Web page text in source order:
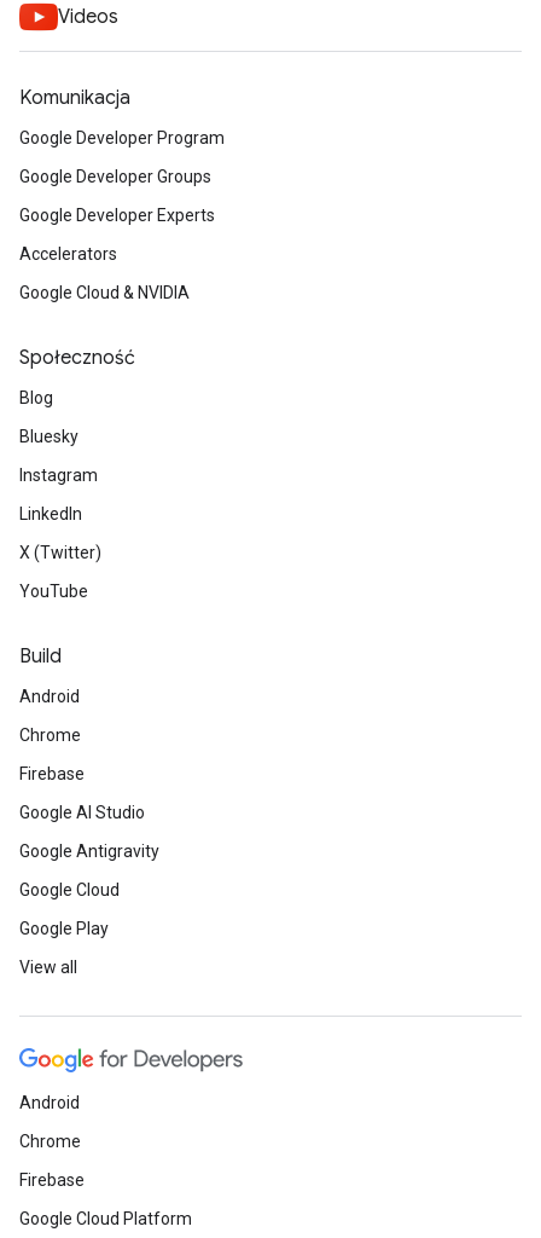
Videos
Komunikacja
Google Developer Program
Google Developer Groups
Google Developer Experts
Accelerators
Google Cloud & NVIDIA
Społeczność
Blog
Bluesky
Instagram
LinkedIn
X (Twitter)
YouTube
Build
Android
Chrome
Firebase
Google AI Studio
Google Antigravity
Google Cloud
Google Play
View all
Android
Chrome
Firebase
Google Cloud Platform